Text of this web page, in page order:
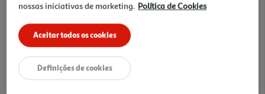
nossas iniciativas de marketing. Política de Cookies
Aceitar todos os cookies
Definições de cookies